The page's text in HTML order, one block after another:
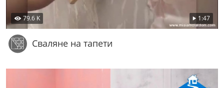
79.6 K 1:47
Сваляне на тапети